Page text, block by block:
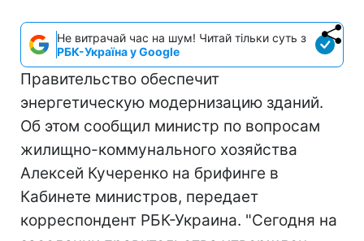
Не витрачай час на шум! Читай тільки суть з
РБК-Україна у Google
Правительство обеспечит
энергетическую модернизацию зданий.
Об этом сообщил министр по вопросам
жилищно-коммунального хозяйства
Алексей Кучеренко на брифинге в
Кабинете министров, передает
корреспондент РБК-Украина. "Сегодня на